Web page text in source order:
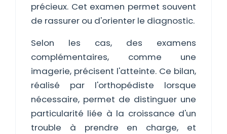
précieux. Cet examen permet souvent
de rassurer ou d'orienter le diagnostic.
Selon les cas, des examens
complémentaires, comme une
imagerie, précisent l'atteinte. Ce bilan,
réalisé par l'orthopédiste lorsque
nécessaire, permet de distinguer une
particularité liée à la croissance d'un
trouble à prendre en charge, et